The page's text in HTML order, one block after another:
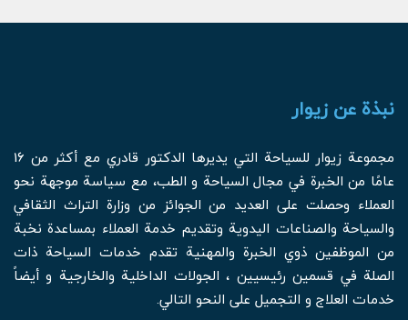
نبذة عن زيوار
مجموعة زيوار للسياحة التي يديرها الدكتور قادري مع أكثر من 16
عامًا من الخبرة في مجال السياحة و الطب، مع سياسة موجهة نحو
العملاء وحصلت على العديد من الجوائز من وزارة التراث الثقافي
والسياحة والصناعات اليدوية وتقديم خدمة العملاء بمساعدة نخبة
من الموظفين ذوي الخبرة والمهنية تقدم خدمات السياحة ذات
الصلة في قسمين رئيسيين ، الجولات الداخلية والخارجية و أيضاً
خدمات العلاج و التجميل على النحو التالي.